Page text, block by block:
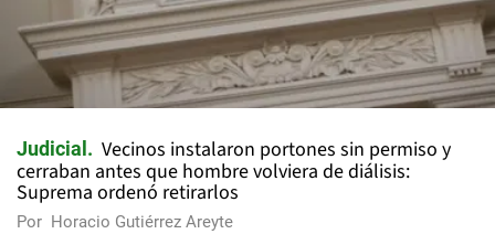
Judicial
Vecinos instalaron portones sin permiso y
cerraban antes que hombre volviera de diálisis:
Suprema ordenó retirarlos
Por Horacio Gutiérrez Areyte